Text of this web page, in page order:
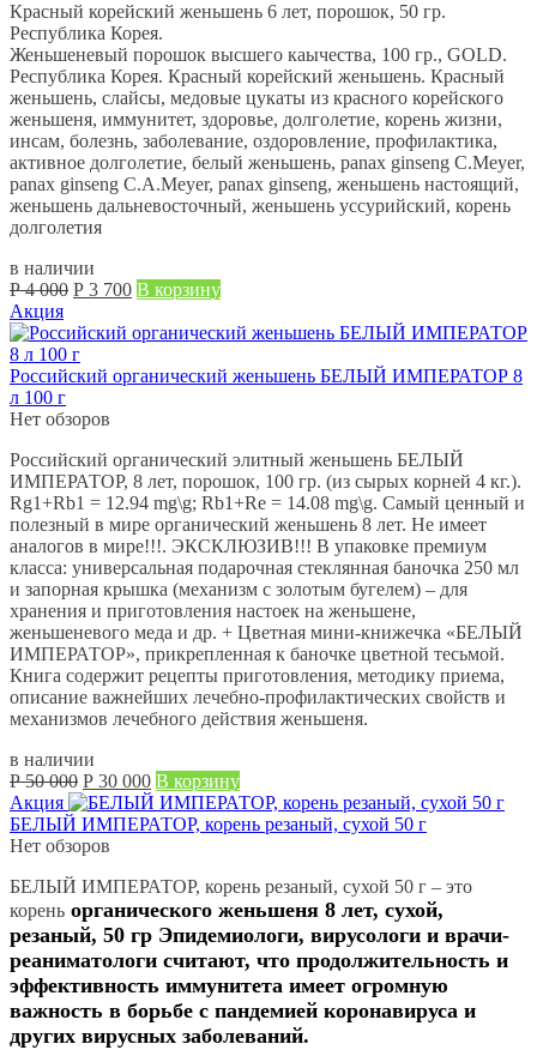
Красный корейский женьшень 6 лет, порошок, 50 гр.
Республика Корея.
Женьшеневый порошок высшего каычества, 100 гр., GOLD.
Республика Корея. Красный корейский женьшень. Красный
женьшень, слайсы, медовые цукаты из красного корейского
женьшеня, иммунитет, здоровье, долголетие, корень жизни,
инсам, болезнь, заболевание, оздоровление, профилактика,
активное долголетие, белый женьшень, panax ginseng C.Meyer,
panax ginseng C.A.Meyer, panax ginseng, женьшень настоящий,
женьшень дальневосточный, женьшень уссурийский, корень
долголетия
в наличии
Р 4 000 Первоначальная
составляла
Р
4 000.
Р 3 700Текущая
Р
В корзину
Акция
Российский органический женьшень БЕЛЫЙ ИМПЕРАТОР 8
л 100 г
Нет обзоров
Российский органический элитный женьшень БЕЛЫЙ
ИМПЕРАТОР, 8 лет, порошок, 100 гр. (из сырых корней 4 кг.).
Rg1+Rb1 = 12.94 mg\g; Rb1+Re = 14.08 mg\g. Самый ценный и
полезный в мире органический женьшень 8 лет. Не имеет
аналогов в мире!!!. ЭКСКЛЮЗИВ!!! В упаковке премиум
класса: универсальная подарочная стеклянная баночка 250 мл
и запорная крышка (механизм с золотым бугелем) – для
хранения и приготовления настоек на женьшене,
женьшеневого меда и др. + Цветная мини-книжечка «БЕЛЫЙ
ИМПЕРАТОР», прикрепленная к баночке цветной тесьмой.
Книга содержит рецепты приготовления, методику приема,
описание важнейших лечебно-профилактических свойств и
механизмов лечебного действия женьшеня.
в наличии
Р 50 000 Первоначальная
цена
составляла
Р
Р 30 000Текущая
цена:
Р
В корзину
Акция
БЕЛЫЙ ИМПЕРАТОР, корень резаный, сухой 50 г
Нет обзоров
БЕЛЫЙ ИМПЕРАТОР, корень резаный, сухой 50 г – это
корень органического женьшеня 8 лет, сухой,
резаный, 50 гр Эпидемиологи, вирусологи и врачи-
реаниматологи считают, что продолжительность и
эффективность иммунитета имеет огромную
важность в борьбе с пандемией коронавируса и
других вирусных заболеваний.